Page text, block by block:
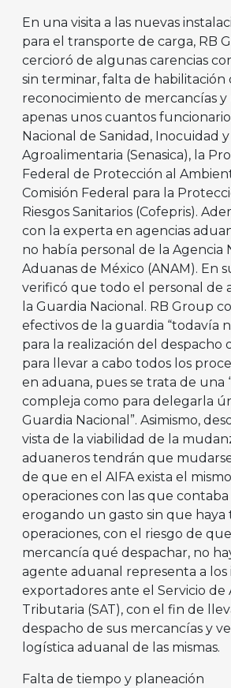
En una visita a las nuevas
para el transporte de carga, RB
cercioró de algunas carencias
sin terminar, falta de habilitación
reconocimiento de mercancías
apenas unos cuantos
Nacional de Sanidad, Inocuidad y
Agroalimentaria (Senasica), la
Federal de Protección al
Comisión Federal para la
Riesgos Sanitarios (Cofepris).
con la experta en agencias
no había personal de la Agencia
Aduanas de México (ANAM). En
verificó que todo el personal de
la Guardia Nacional. RB Group
efectivos de la guardia “todavía
para la realización del despacho
para llevar a cabo todos los
en aduana, pues se trata de una
compleja como para delegarla
Guardia Nacional”. Asimismo,
vista de la viabilidad de la
aduaneros tendrán que
de que en el AIFA exista el
operaciones con las que contaba
erogando un gasto sin que haya
operaciones, con el riesgo de
mercancía qué despachar, no
agente aduanal representa a
exportadores ante el Servicio de
Tributaria (SAT), con el fin de
despacho de sus mercancías y
logística aduanal de las mismas.
Falta de tiempo y planeación